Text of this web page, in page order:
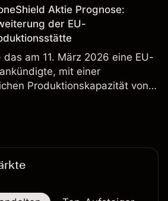
für zukünftige Ergebnisse.
Aktie Prognose:
der EU-
das am 11. März 2026 eine EU-
mit einer
Produktionskapazität von
Ende 2026. Die